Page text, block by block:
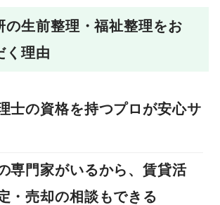
の生前整理・福祉整理をお
く理由
士の資格を持つプロが安心サ
専門家がいるから、賃貸活
・売却の相談もできる